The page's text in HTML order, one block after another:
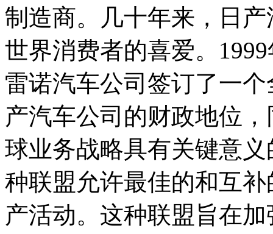
制造商。几十年来，日
世界消费者的喜爱。
雷诺汽车公司签订了一
产汽车公司的财政地位
球业务战略具有关键意
种联盟允许最佳的和互
产活动。这种联盟旨在